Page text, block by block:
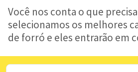
Você nos conta o que
selecionamos os melhores
de forró e eles entrarão em